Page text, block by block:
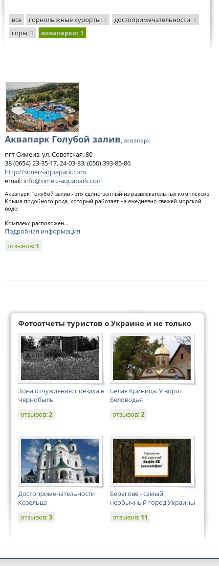
все горнолыжные курорты: 1 достопримечательности: 3
горы: 1 аквапарки: 1
Аквапарк Голубой залив, аквапарк
пгт Симеиз, ул. Советская, 80
38 (0654) 23-35-17, 24-03-33, (050) 393-85-86
http://simeiz-aquapark.com
email: info@simeiz-aquapark.com
Аквапарк Голубой залив - это единственный из развлекательных комплексов
Крыма подобного рода, который работает на ежедневно свежей морской
воде.
Комплекс расположен...
Подробная информация
отзывов: 1
Фотоотчеты туристов о Украине и не только
Зона отчуждения: поездка в
Чернобыль
отзывов:2
Белая Криница. У ворот
Беловодья
отзывов:2
Достопримечательности
Козельца
отзывов:3
Берегове - самый
необычный город Украины
отзывов: 11